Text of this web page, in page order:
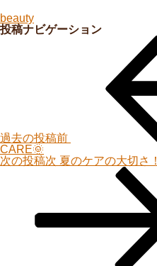
beauty
投稿ナビゲーション
過去の投稿前
CARE🌞
次の投稿次 夏のケアの大切さ！